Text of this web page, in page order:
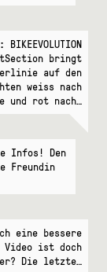
BIKEEVOLUTION
bringt
auf den
weiss nach
und rot nach…
Infos! Den
Freundin
eine bessere
Video ist doch
Die letzte…